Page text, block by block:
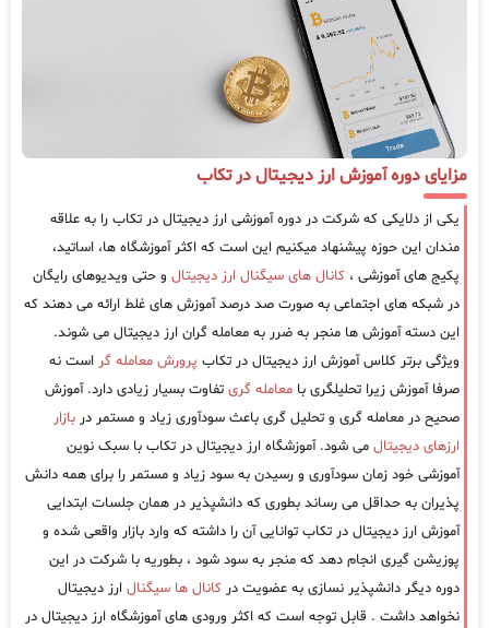
مزایای دوره آموزش ارز دیجیتال در تکاب
یکی از دلایکی که شرکت در دوره آموزشی ارز دیجیتال در تکاب را به علاقه
مندان این حوزه پیشنهاد میکنیم این است که اکثر آموزشگاه ها، اساتید،
پکیج های آموزشی ، کانال های سیگنال ارز دیجیتال و حتی ویدیوهای رایگان
در شبکه های اجتماعی به صورت صد درصد آموزش های غلط ارائه می دهند که
این دسته آموزش ها منجر به ضرر به معامله گران ارز دیجیتال می شوند.
ویژگی برتر کلاس آموزش ارز دیجیتال در تکاب پرورش معامله گر است نه
صرفا آموزش زیرا تحلیلگری با معامله گری تفاوت بسیار زیادی دارد. آموزش
صحیح در معامله گری و تحلیل گری باعث سودآوری زیاد و مستمر در بازار
ارزهای دیجیتال می شود. آموزشگاه ارز دیجیتال در تکاب با سبک نوین
آموزشی خود زمان سودآوری و رسیدن به سود زیاد و مستمر را برای همه دانش
پذیران به حداقل می رساند بطوری که دانشپذیر در همان جلسات ابتدایی
آموزش ارز دیجیتال در تکاب توانایی آن را داشته که وارد بازار واقعی شده و
پوزیشن گیری انجام دهد که منجر به سود شود ، بطوریه با شرکت در این
دوره دیگر دانشپذیر نسازی به عضویت در کانال ها سیگنال ارز دیجیتال
نخواهد داشت . قابل توجه است که اکثر ورودی های آموزشگاه ارز دیجیتال در